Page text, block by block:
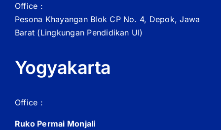
Office :
Pesona Khayangan Blok CP No. 4, Depok, Jawa
Barat (Lingkungan Pendidikan UI)
Yogyakarta
Office :
Ruko Permai Monjali